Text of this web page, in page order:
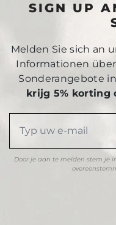
SIGN UP
Melden Sie sich an
Informationen
Sonderangebote
krijg 5% korting
Door je aan te melden stem je